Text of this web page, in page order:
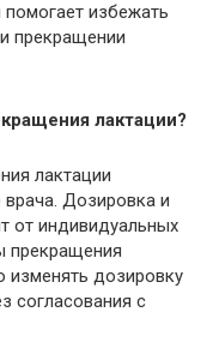
избежать
прекращении
лактации?
лактации
Дозировка и
от индивидуальных
прекращения
изменять дозировку
согласования с